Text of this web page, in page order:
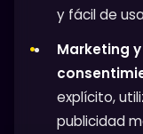
y fácil de
Marketing
explícito,
publicidad